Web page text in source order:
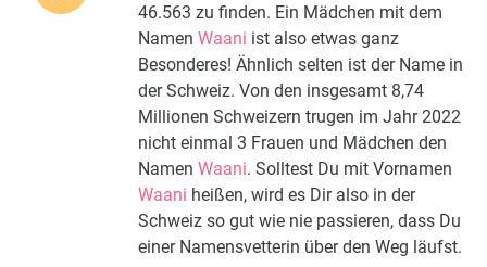
46.563 zu finden. Ein Mädchen mit dem
Namen Waani ist also etwas ganz
Besonderes! Ähnlich selten ist der Name in
der Schweiz. Von den insgesamt 8,74
Millionen Schweizern trugen im Jahr 2022
nicht einmal 3 Frauen und Mädchen den
Namen Waani. Solltest Du mit Vornamen
Waani heißen, wird es Dir also in der
Schweiz so gut wie nie passieren, dass Du
einer Namensvetterin über den Weg läufst.